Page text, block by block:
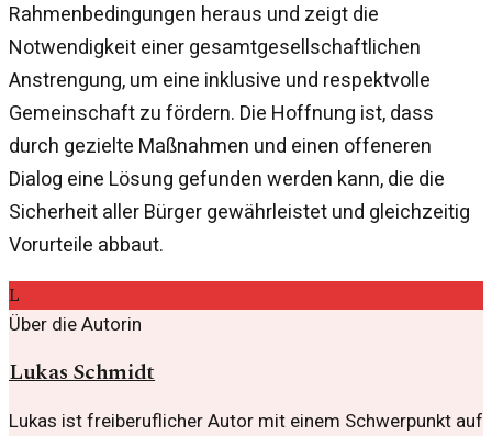
Rahmenbedingungen heraus und zeigt die
Notwendigkeit einer gesamtgesellschaftlichen
Anstrengung, um eine inklusive und respektvolle
Gemeinschaft zu fördern. Die Hoffnung ist, dass
durch gezielte Maßnahmen und einen offeneren
Dialog eine Lösung gefunden werden kann, die die
Sicherheit aller Bürger gewährleistet und gleichzeitig
Vorurteile abbaut.
L
Über die Autorin
Lukas Schmidt
Lukas ist freiberuflicher Autor mit einem Schwerpunkt auf